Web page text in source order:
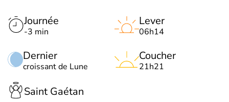
Journée
-3 min
Dernier
croissant de Lune
Lever
06h14
Coucher
21h21
Saint Gaétan